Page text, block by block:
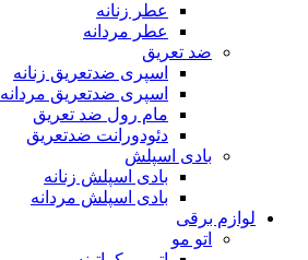
عطر زنانه
عطر مردانه
ضد تعریق
اسپری ضدتعریق زنانه
اسپری ضدتعریق مردانه
مام رول ضد تعریق
دئودورانت ضدتعریق
بادی اسپلش
بادی اسپلش زنانه
بادی اسپلش مردانه
لوازم برقی
اتو مو